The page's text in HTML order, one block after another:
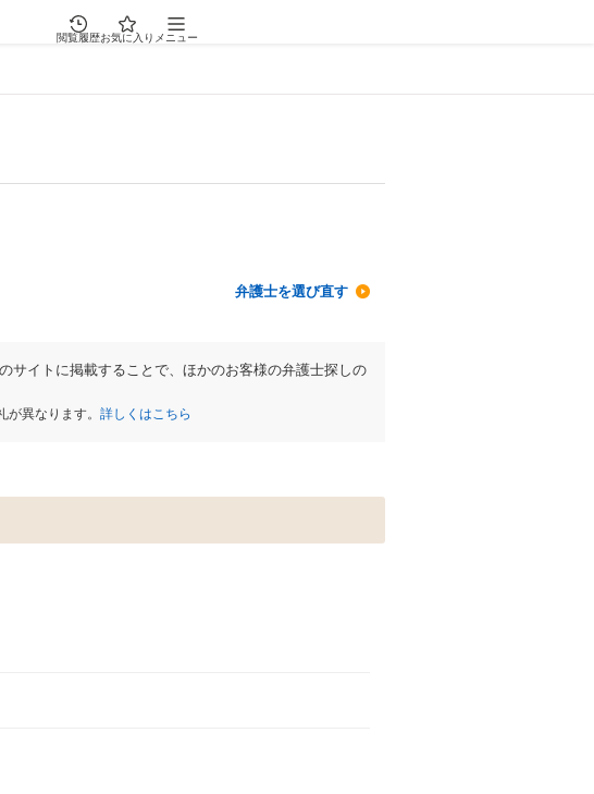
閲覧履歴お気に入り メニュー
弁護士を選び直す
サイトに掲載することで、ほかのお客様の弁護士探しの
異なります。 詳しくはこちら